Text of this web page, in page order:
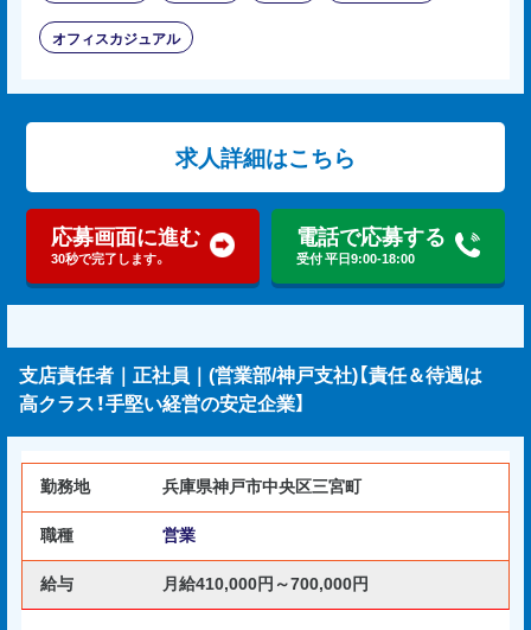
オフィスカジュアル
求人詳細はこちら
応募画面に進む
30秒で完了します。
電話で応募する
受付 平日9:00-18:00
支店責任者｜正社員｜(営業部/神戸支社)【責任＆待遇は
高クラス！手堅い経営の安定企業】
勤務地 兵庫県神戸市中央区三宮町
職種 営業
給与 月給410,000円～700,000円